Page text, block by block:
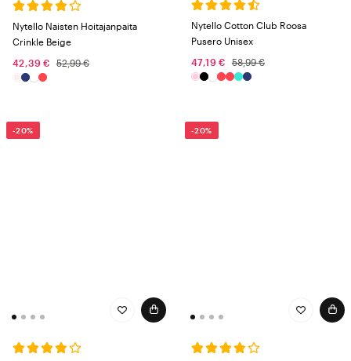
Nytello Naisten Hoitajanpaita
Crinkle Beige
42,39 €
52,99 €
Nytello Cotton Club Roosa
Pusero Unisex
47,19 €
58,99 €
-20% -20%